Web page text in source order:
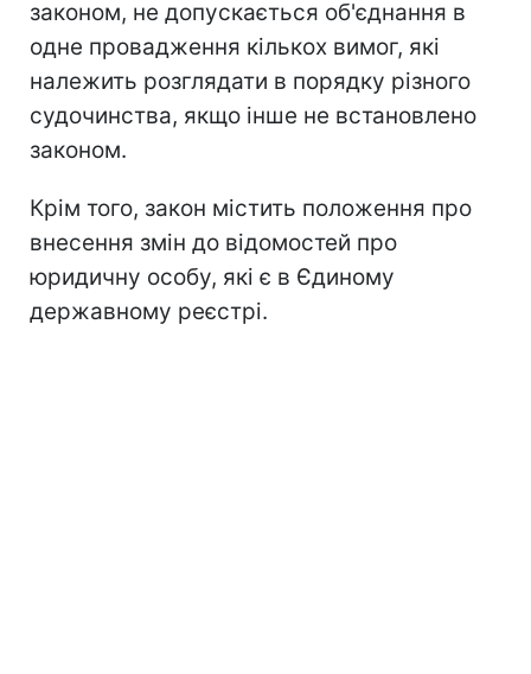
законом, не допускається об'єднання в
одне провадження кількох вимог, які
належить розглядати в порядку різного
судочинства, якщо інше не встановлено
законом.
Крім того, закон містить положення про
внесення змін до відомостей про
юридичну особу, які є в Єдиному
державному реєстрі.